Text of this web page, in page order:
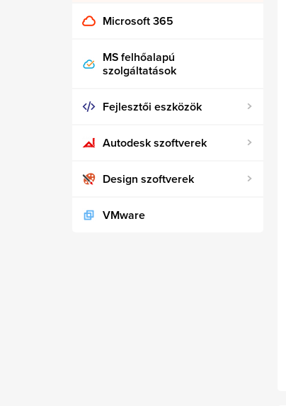
Microsoft 365
MS felhőalapú
szolgáltatások
Fejlesztői eszközök
Autodesk szoftverek
Design szoftverek
VMware